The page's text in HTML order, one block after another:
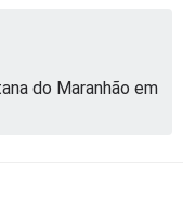
do Maranhão em